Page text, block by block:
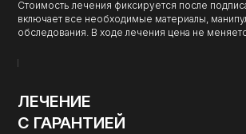
Стоимость лечения фиксируется после
включает все необходимые материалы,
обследования. В ходе лечения цена не
ЛЕЧЕНИЕ
С ГАРАНТИЕЙ